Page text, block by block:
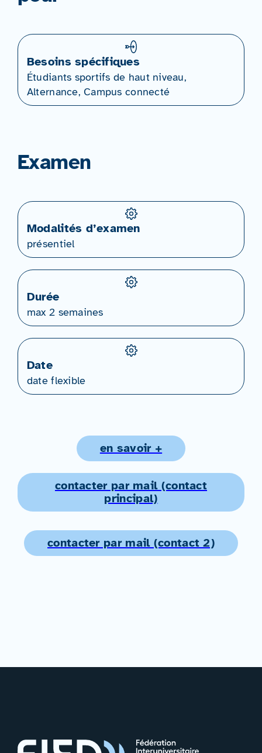
Besoins spécifiques
Étudiants sportifs de haut niveau,
Alternance, Campus connecté
Examen
Modalités d’examen
présentiel
Durée
max 2 semaines
Date
date flexible
en savoir +
contacter par mail (contact
principal)
contacter par mail (contact 2)